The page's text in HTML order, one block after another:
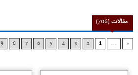
مقالات(706)
«
...
1
2
3
4
5
6
7
8
9